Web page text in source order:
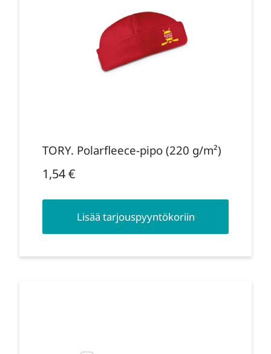
TORY. Polarfleece-pipo (220 g/m²)
1,54€
Lisää tarjouspyyntökoriin